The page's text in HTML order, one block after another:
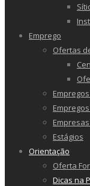
Emprego
Ofertas
Estágios
Orientação
Oferta
Dicas na